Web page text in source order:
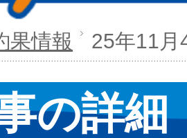
果情報 25年11月
の詳細